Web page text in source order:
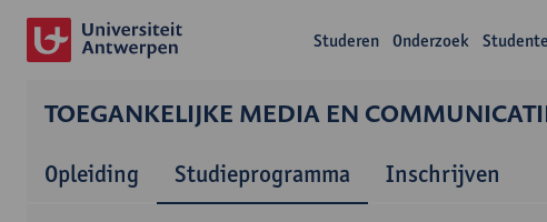
Studeren Onderzoek
TOEGANKELIJKE MEDIA EN
Opleiding Studieprogramma Inschrijven